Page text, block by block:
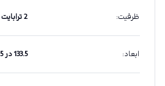
ظرفیت: 2 ترابایت
ابعاد: 133.5 در 98.5 در ۲۱.۵ میلی‌متر